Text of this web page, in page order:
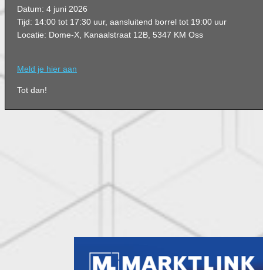
Datum: 4 juni 2026
Tijd: 14:00 tot 17:30 uur, aansluitend borrel tot 19:00 uur
Locatie: Dome-X, Kanaalstraat 12B, 5347 KM Oss
Meld je hier aan
Tot dan!